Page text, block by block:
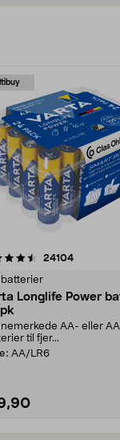
24104
Longlife Power
AA- eller
til fjer...
AA/LR6
4.5av 5 stjerner